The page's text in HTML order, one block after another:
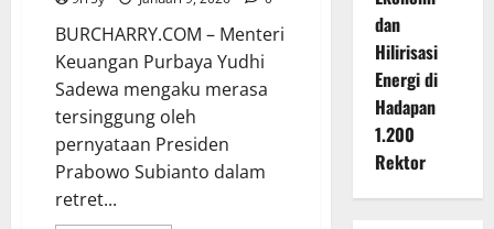
BURCHARRY.COM – Menteri
Keuangan Purbaya Yudhi
Sadewa mengaku merasa
tersinggung oleh
pernyataan Presiden
Prabowo Subianto dalam
retret...
dan
Hilirisasi
Energi di
Hadapan
1.200
Rektor